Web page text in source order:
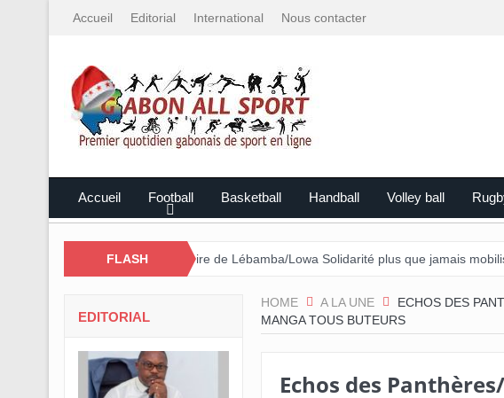
Accueil Editorial International Nous contacter
Accueil Football Basketball Handball Volley ball
FLASH
Cross Solidaire de Lébamba/Lowa Solidarité plus que jamais mobilisateur !
HOME A LA UNE
ECHOS DES
MANGA TOUS BUTEURS
Echos des
EDITORIAL